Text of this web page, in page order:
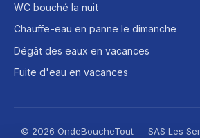
WC bouché la nuit
Chauffe-eau en panne le dimanche
Dégât des eaux en vacances
Fuite d'eau en vacances
© 2026 OndeBoucheTout — SAS Les